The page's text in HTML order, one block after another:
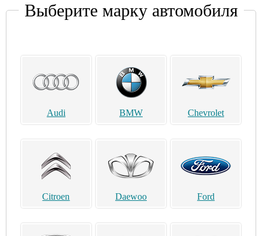
Выберите марку автомобиля
Audi BMW Chevrolet
Citroen Daewoo Ford